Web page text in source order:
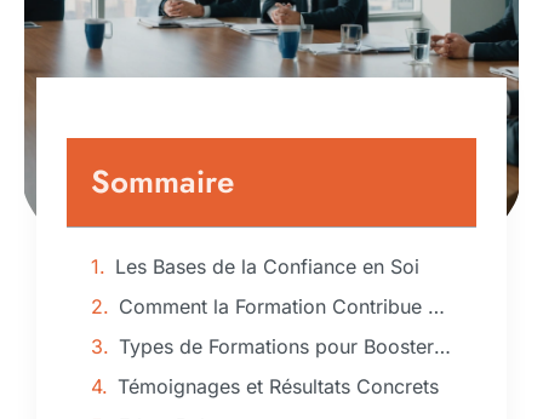
Sommaire
Les Bases de la Confiance en Soi
Comment la Formation Contribue à la Confiance en Soi
Types de Formations pour Booster la Confiance en Soi
Témoignages et Résultats Concrets